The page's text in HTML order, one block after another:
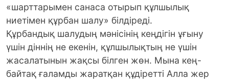
«шарттарымен санаса отырып құлшылық
ниетімен құрбан шалу» білдіреді.
Құрбандық шалудың мәнісінің кеңдігін ұғыну
үшін діннің не екенін, құлшылықтың не үшін
жасалатынын жақсы білген жөн. Мына кең-
байтақ ғаламды жаратқан құдіретті Алла жер